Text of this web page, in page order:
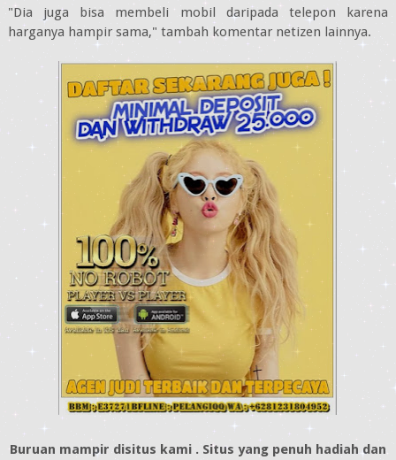
"Dia juga bisa membeli mobil daripada telepon karena
harganya hampir sama," tambah komentar netizen lainnya.
Buruan mampir disitus kami . Situs yang penuh hadiah dan